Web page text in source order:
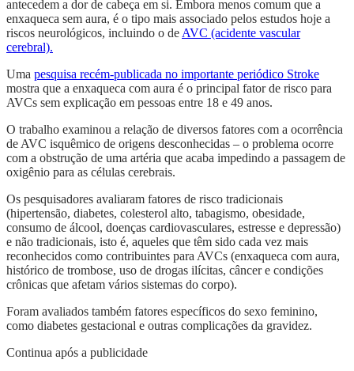
antecedem a dor de cabeça em si. Embora menos comum que a
enxaqueca sem aura, é o tipo mais associado pelos estudos hoje a
riscos neurológicos, incluindo o de AVC (acidente vascular
cerebral).
Uma pesquisa recém-publicada no importante periódico Stroke
mostra que a enxaqueca com aura é o principal fator de risco para
AVCs sem explicação em pessoas entre 18 e 49 anos.
O trabalho examinou a relação de diversos fatores com a ocorrência
de AVC isquêmico de origens desconhecidas – o problema ocorre
com a obstrução de uma artéria que acaba impedindo a passagem de
oxigênio para as células cerebrais.
Os pesquisadores avaliaram fatores de risco tradicionais
(hipertensão, diabetes, colesterol alto, tabagismo, obesidade,
consumo de álcool, doenças cardiovasculares, estresse e depressão)
e não tradicionais, isto é, aqueles que têm sido cada vez mais
reconhecidos como contribuintes para AVCs (enxaqueca com aura,
histórico de trombose, uso de drogas ilícitas, câncer e condições
crônicas que afetam vários sistemas do corpo).
Foram avaliados também fatores específicos do sexo feminino,
como diabetes gestacional e outras complicações da gravidez.
Continua após a publicidade